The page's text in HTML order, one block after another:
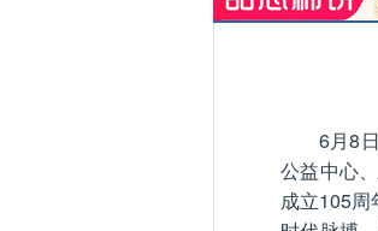
6月8
公益中心
成立105周